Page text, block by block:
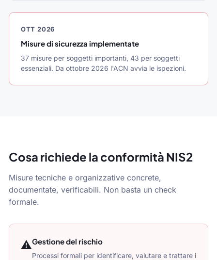
OTT 2026
Misure di sicurezza implementate
37 misure per soggetti importanti, 43 per soggetti
essenziali. Da ottobre 2026 l'ACN avvia le ispezioni.
Cosa richiede la conformità NIS2
Misure tecniche e organizzative concrete,
documentate, verificabili. Non basta un check
formale.
⚠️Gestione del rischio
Processi formali per identificare, valutare e trattare i